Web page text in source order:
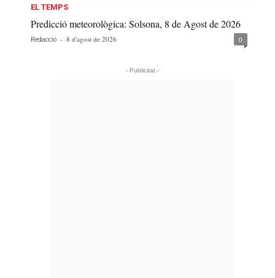
EL TEMPS
Predicció meteorològica: Solsona, 8 de Agost de 2026
Redacció - 8 d'agost de 2026 0
- Publicitat -